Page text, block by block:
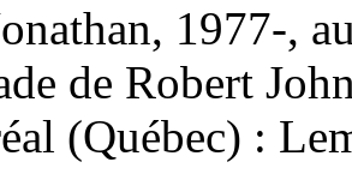
1977-,
de Robert
(Québec) :